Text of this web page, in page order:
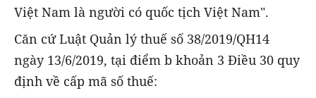
Việt Nam là người có quốc tịch Việt Nam".
Căn cứ Luật Quản lý thuế số 38/2019/QH14
ngày 13/6/2019, tại điểm b khoản 3 Điều 30 quy
định về cấp mã số thuế: